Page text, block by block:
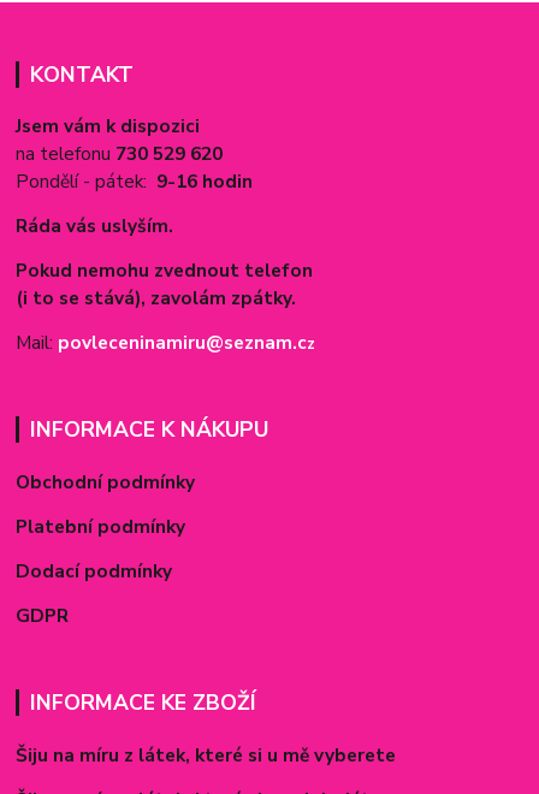
KONTAKT
Jsem vám k dispozici
na telefonu 730 529 620
Pondělí - pátek: 9-16 hodin
Ráda vás uslyším.
Pokud nemohu zvednout telefon
(i to se stává), zavolám zpátky.
Mail: povleceninamiru@seznam.cz
INFORMACE K NÁKUPU
Obchodní podmínky
Platební podmínky
Dodací podmínky
GDPR
INFORMACE KE ZBOŽÍ
Šiju na míru z látek, které si u mě vyberete